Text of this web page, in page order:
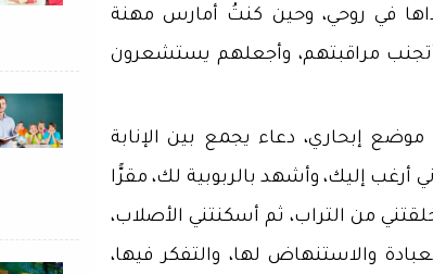
في روحي، وحين كنتُ أمارس مهنة
مراقبتهم، وأجعلهم يستشعرون
إبحاري، دعاء يجمع بين الإنابة
أرغب إليك، وأشهد بالربوبية لك، مقرًّا
من التراب، ثم أسكنتني الأصلاب،
والاستنهاض لها، والتفكر فيها،